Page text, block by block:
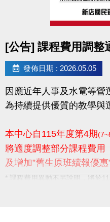
[公告] 課程費用調整
發佈日期 : 2026.05.05
因應近年人事及水電等營
為持續提供優質的教學與
本中心自115年度第4期
將適度調整部分課程費用
及增加”舊生原班續報優惠
* 課程費用異動不另說明，將於